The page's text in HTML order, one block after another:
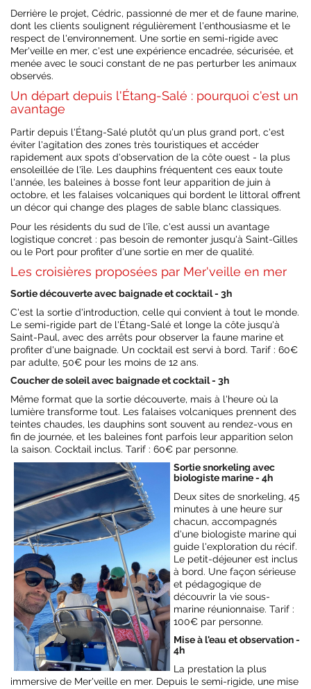
Derrière le projet, Cédric, passionné de mer et de faune marine,
dont les clients soulignent régulièrement l'enthousiasme et le
respect de l'environnement. Une sortie en semi-rigide avec
Mer'veille en mer, c'est une expérience encadrée, sécurisée, et
menée avec le souci constant de ne pas perturber les animaux
observés.
Un départ depuis l'Étang-Salé : pourquoi c'est un
avantage
Partir depuis l'Étang-Salé plutôt qu'un plus grand port, c'est
éviter l'agitation des zones très touristiques et accéder
rapidement aux spots d'observation de la côte ouest - la plus
ensoleillée de l'île. Les dauphins fréquentent ces eaux toute
l'année, les baleines à bosse font leur apparition de juin à
octobre, et les falaises volcaniques qui bordent le littoral offrent
un décor qui change des plages de sable blanc classiques.
Pour les résidents du sud de l'île, c'est aussi un avantage
logistique concret : pas besoin de remonter jusqu'à Saint-Gilles
ou le Port pour profiter d'une sortie en mer de qualité.
Les croisières proposées par Mer'veille en mer
Sortie découverte avec baignade et cocktail - 3h
C'est la sortie d'introduction, celle qui convient à tout le monde.
Le semi-rigide part de l'Étang-Salé et longe la côte jusqu'à
Saint-Paul, avec des arrêts pour observer la faune marine et
profiter d'une baignade. Un cocktail est servi à bord. Tarif : 60€
par adulte, 50€ pour les moins de 12 ans.
Coucher de soleil avec baignade et cocktail - 3h
Même format que la sortie découverte, mais à l'heure où la
lumière transforme tout. Les falaises volcaniques prennent des
teintes chaudes, les dauphins sont souvent au rendez-vous en
fin de journée, et les baleines font parfois leur apparition selon
la saison. Cocktail inclus. Tarif : 60€ par personne.
Sortie snorkeling avec
biologiste marine - 4h
Deux sites de snorkeling, 45
minutes à une heure sur
chacun, accompagnés
d'une biologiste marine qui
guide l'exploration du récif.
Le petit-déjeuner est inclus
à bord. Une façon sérieuse
et pédagogique de
découvrir la vie sous-
marine réunionnaise. Tarif :
100€ par personne.
Mise à l'eau et observation -
4h
La prestation la plus
immersive de Mer'veille en mer. Depuis le semi-rigide, une mise